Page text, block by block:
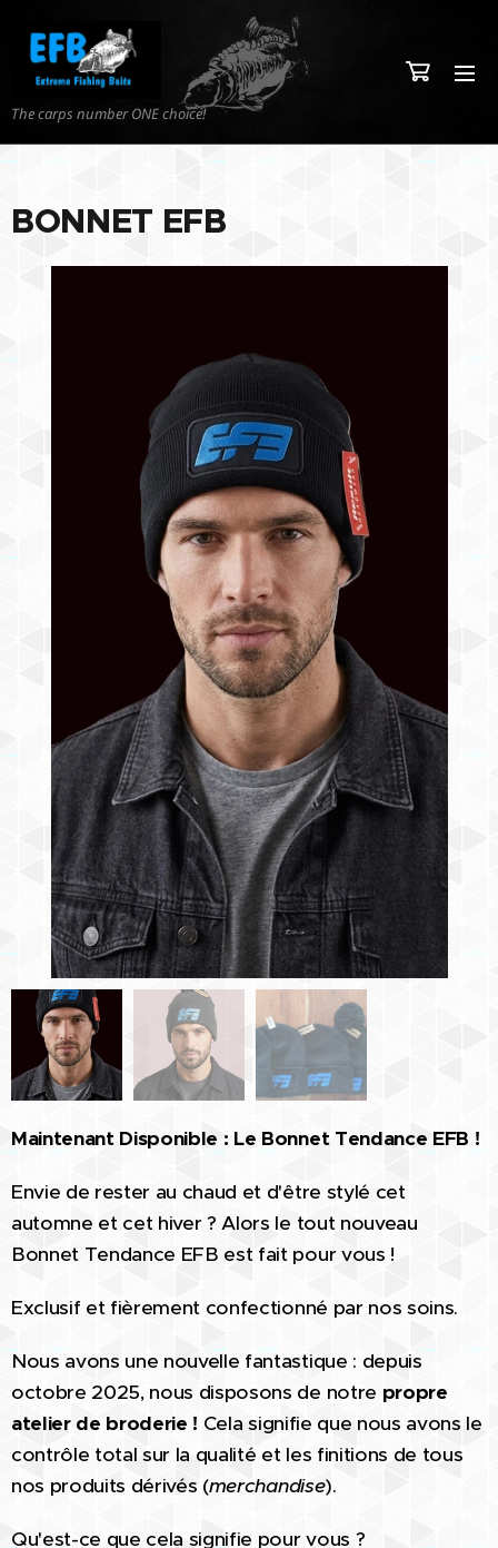
The carps number ONE choice!
BONNET EFB
Maintenant Disponible : Le Bonnet Tendance EFB !
Envie de rester au chaud et d'être stylé cet
automne et cet hiver ? Alors le tout nouveau
Bonnet Tendance EFB est fait pour vous !
Exclusif et fièrement confectionné par nos soins.
Nous avons une nouvelle fantastique : depuis
octobre 2025, nous disposons de notre propre
atelier de broderie ! Cela signifie que nous avons le
contrôle total sur la qualité et les finitions de tous
nos produits dérivés (merchandise).
Qu'est-ce que cela signifie pour vous ?